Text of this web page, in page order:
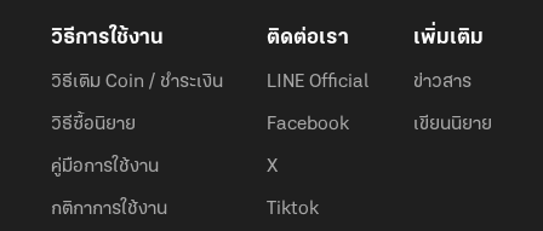
วิธีการใช้งาน
วิธีเติม Coin / ชำระเงิน
วิธีซื้อนิยาย
คู่มือการใช้งาน
กติกาการใช้งาน
ติดต่อเรา
LINE Official
Facebook
X
Tiktok
เพิ่มเติม
ข่าวสาร
เขียนนิยาย